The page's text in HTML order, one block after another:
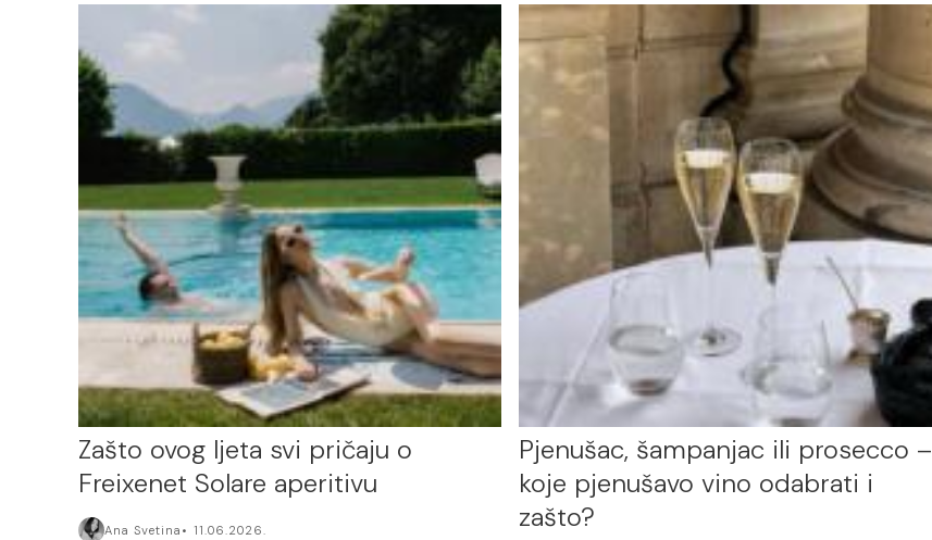
Zašto ovog ljeta svi pričaju o
Freixenet Solare aperitivu
Ana Svetina 11.06.2026.
Pjenušac, šampanjac ili prosecco –
koje pjenušavo vino odabrati i
zašto?